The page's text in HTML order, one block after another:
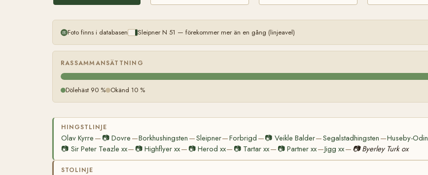
Foto finns i databasen Sleipner N 51 — förekommer mer än en gång (linjeavel)
RASSAMMANSÄTTNING
Dölehäst 90 % Okänd 10 %
HINGSTLINJE
Olav Kyrre — 📷Dovre —Borkhushingsten —Sleipner—Forbrigd —📷 Veikle Balder—Segalstadhingsten —Huseby-Odin
📷 Sir Peter Teazle xx— 📷Highflyer xx— 📷 Herod xx— 📷 Tartar xx— 📷Partner xx—Jigg xx— 📷 Byerley Turk ox
STOLINJE